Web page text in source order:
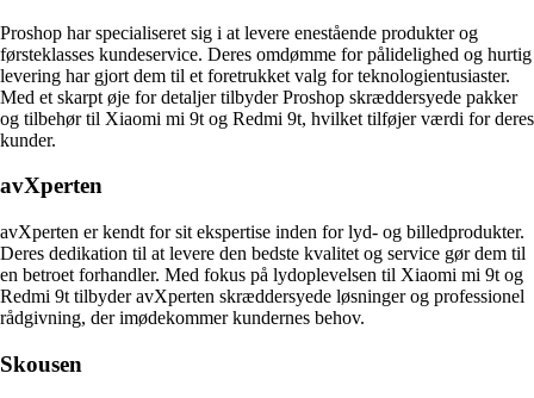
Proshop har specialiseret sig i at levere enestående produkter og
førsteklasses kundeservice. Deres omdømme for pålidelighed og hurtig
levering har gjort dem til et foretrukket valg for teknologientusiaster.
Med et skarpt øje for detaljer tilbyder Proshop skræddersyede pakker
og tilbehør til Xiaomi mi 9t og Redmi 9t, hvilket tilføjer værdi for deres
kunder.
avXperten
avXperten er kendt for sit ekspertise inden for lyd- og billedprodukter.
Deres dedikation til at levere den bedste kvalitet og service gør dem til
en betroet forhandler. Med fokus på lydoplevelsen til Xiaomi mi 9t og
Redmi 9t tilbyder avXperten skræddersyede løsninger og professionel
rådgivning, der imødekommer kundernes behov.
Skousen